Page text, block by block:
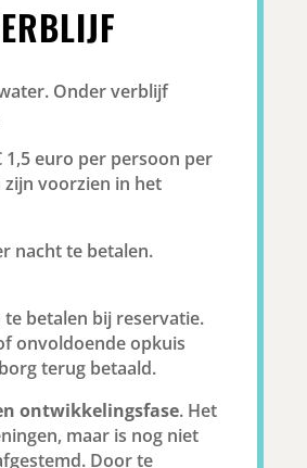
Onder verblijf
euro per persoon per
zijn voorzien in het
nacht te betalen.
betalen bij reservatie.
onvoldoende opkuis
terug betaald.
ontwikkelingsfase. Het
maar is nog niet
Door te